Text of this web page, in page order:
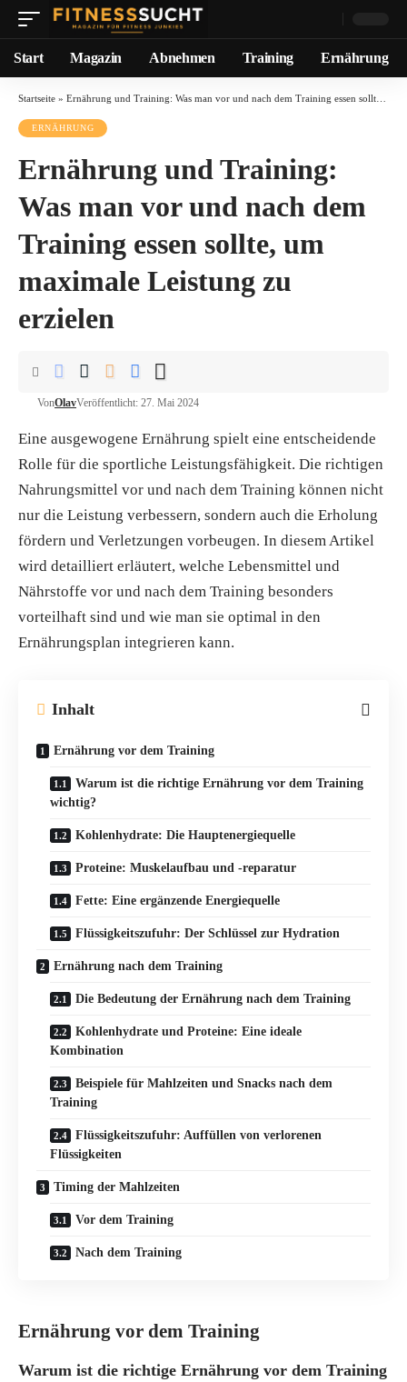
Start Magazin Abnehmen Training Ernährung
Startseite » Ernährung und Training: Was man vor und nach dem Training essen sollte, um maximale Leistung zu erzielen
ERNÄHRUNG
Ernährung und Training:
Was man vor und nach dem
Training essen sollte, um
maximale Leistung zu
erzielen
VonOlavVeröffentlicht: 27. Mai 2024
Eine ausgewogene Ernährung spielt eine entscheidende
Rolle für die sportliche Leistungsfähigkeit. Die richtigen
Nahrungsmittel vor und nach dem Training können nicht
nur die Leistung verbessern, sondern auch die Erholung
fördern und Verletzungen vorbeugen. In diesem Artikel
wird detailliert erläutert, welche Lebensmittel und
Nährstoffe vor und nach dem Training besonders
vorteilhaft sind und wie man sie optimal in den
Ernährungsplan integrieren kann.
Inhalt
Ernährung vor dem Training
Warum ist die richtige Ernährung vor dem Training
wichtig?
Kohlenhydrate: Die Hauptenergiequelle
Proteine: Muskelaufbau und -reparatur
Fette: Eine ergänzende Energiequelle
Flüssigkeitszufuhr: Der Schlüssel zur Hydration
Ernährung nach dem Training
Die Bedeutung der Ernährung nach dem Training
Kohlenhydrate und Proteine: Eine ideale
Kombination
Beispiele für Mahlzeiten und Snacks nach dem
Training
Flüssigkeitszufuhr: Auffüllen von verlorenen
Flüssigkeiten
Timing der Mahlzeiten
Vor dem Training
Nach dem Training
Ernährung vor dem Training
Warum ist die richtige Ernährung vor dem Training